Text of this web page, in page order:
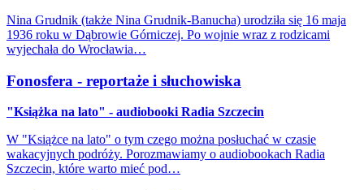
Nina Grudnik (także Nina Grudnik-Banucha) urodziła się 16 maja
1936 roku w Dąbrowie Górniczej. Po wojnie wraz z rodzicami
wyjechała do Wrocławia…
Fonosfera - reportaże i słuchowiska
"Książka na lato" - audiobooki Radia Szczecin
W "Książce na lato" o tym czego można posłuchać w czasie
wakacyjnych podróży. Porozmawiamy o audiobookach Radia
Szczecin, które warto mieć pod…